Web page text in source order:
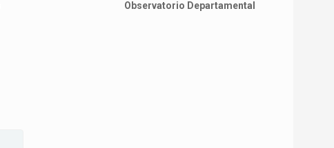
Observatorio Departamental